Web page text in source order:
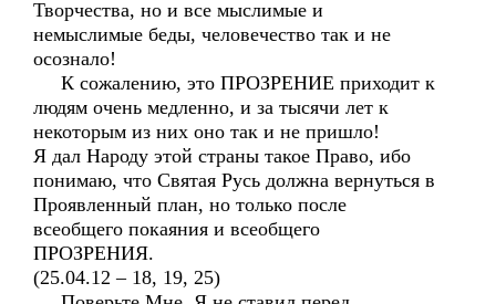
Творчества, но и все мыслимые и
немыслимые беды, человечество так и не
осознало!
К сожалению, это ПРОЗРЕНИЕ приходит к
людям очень медленно, и за тысячи лет к
некоторым из них оно так и не пришло!
Я дал Народу этой страны такое Право, ибо
понимаю, что Святая Русь должна вернуться в
Проявленный план, но только после
всеобщего покаяния и всеобщего
ПРОЗРЕНИЯ.
(25.04.12 – 18, 19, 25)